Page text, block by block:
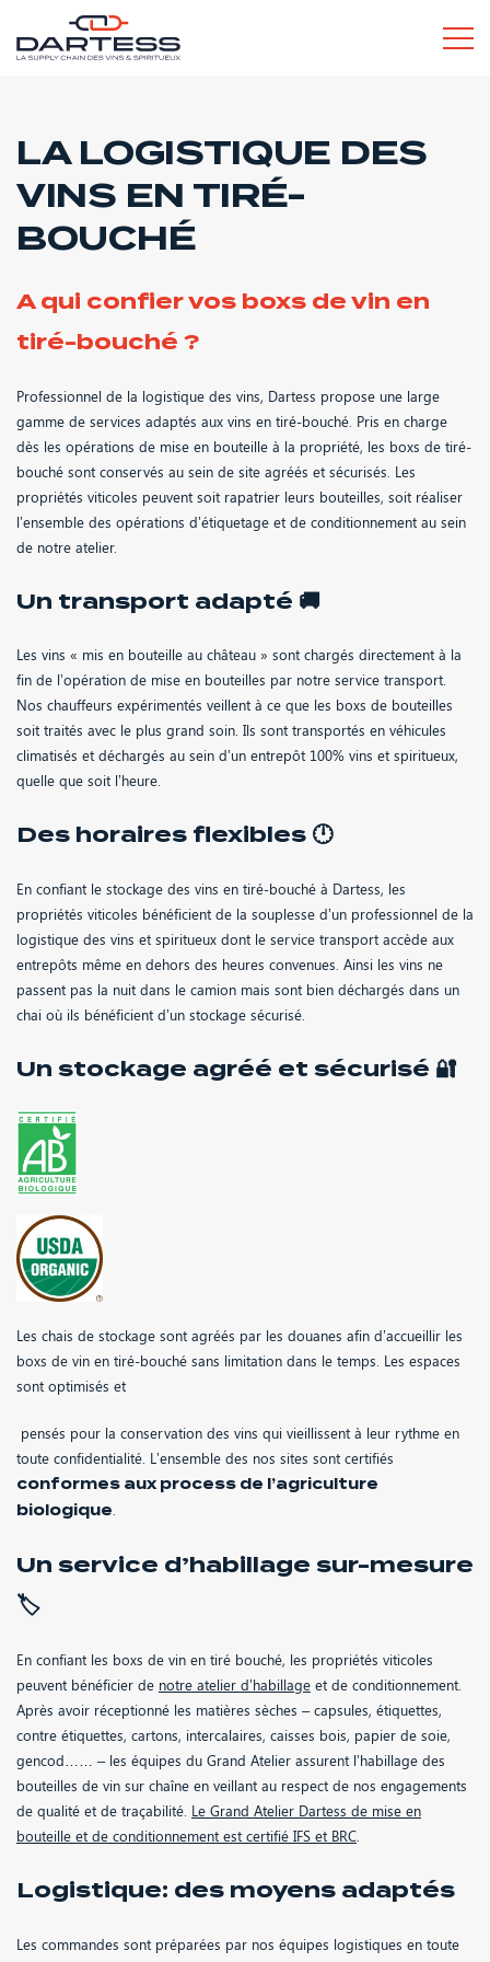
L’ESPRIT DARTESS
SERVICES POUR LES PROS
ACTUALITÉS
CONTACT
LA LOGISTIQUE DES
VINS EN TIRÉ-
BOUCHÉ
A qui confier vos boxs de vin en
tiré-bouché ?
Professionnel de la logistique des vins, Dartess propose une large
gamme de services adaptés aux vins en tiré-bouché. Pris en charge
dès les opérations de mise en bouteille à la propriété, les boxs de tiré-
bouché sont conservés au sein de site agréés et sécurisés. Les
propriétés viticoles peuvent soit rapatrier leurs bouteilles, soit réaliser
l’ensemble des opérations d’étiquetage et de conditionnement au sein
de notre atelier.
Un transport adapté 🚚
Les vins « mis en bouteille au château » sont chargés directement à la
fin de l’opération de mise en bouteilles par notre service transport.
Nos chauffeurs expérimentés veillent à ce que les boxs de bouteilles
soit traités avec le plus grand soin. Ils sont transportés en véhicules
climatisés et déchargés au sein d’un entrepôt 100% vins et spiritueux,
quelle que soit l’heure.
Des horaires flexibles 🕛
En confiant le stockage des vins en tiré-bouché à Dartess, les
propriétés viticoles bénéficient de la souplesse d’un professionnel de la
logistique des vins et spiritueux dont le service transport accède aux
entrepôts même en dehors des heures convenues. Ainsi les vins ne
passent pas la nuit dans le camion mais sont bien déchargés dans un
chai où ils bénéficient d’un stockage sécurisé.
Un stockage agréé et sécurisé 🔐
Les chais de stockage sont agréés par les douanes afin d’accueillir les
boxs de vin en tiré-bouché sans limitation dans le temps. Les espaces
sont optimisés et
pensés pour la conservation des vins qui vieillissent à leur rythme en
toute confidentialité. L’ensemble des nos sites sont certifiés
conformes aux process de l’agriculture
biologique
Un service d’habillage sur-mesure
🏷
En confiant les boxs de vin en tiré bouché, les propriétés viticoles
peuvent bénéficier de notre atelier d’habillage et de conditionnement.
Après avoir réceptionné les matières sèches – capsules, étiquettes,
contre étiquettes, cartons, intercalaires, caisses bois, papier de soie,
gencod…… – les équipes du Grand Atelier assurent l’habillage des
bouteilles de vin sur chaîne en veillant au respect de nos engagements
de qualité et de traçabilité. Le Grand Atelier Dartess de mise en
bouteille et de conditionnement est certifié IFS et BRC
Logistique: des moyens adaptés
Les commandes sont préparées par nos équipes logistiques en toute